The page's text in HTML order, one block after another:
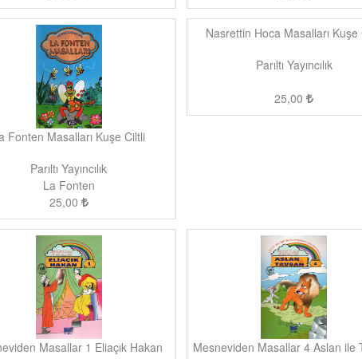
Fonten Masalları Kuşe Ciltli
Parıltı Yayıncılık
La Fonten
25,00
Nasrettin Hoca Masalları Kuşe
Parıltı Yayıncılık
25,00
Masallar 1 Eliaçık Hakan
Mesneviden Masallar 4 Aslan ile